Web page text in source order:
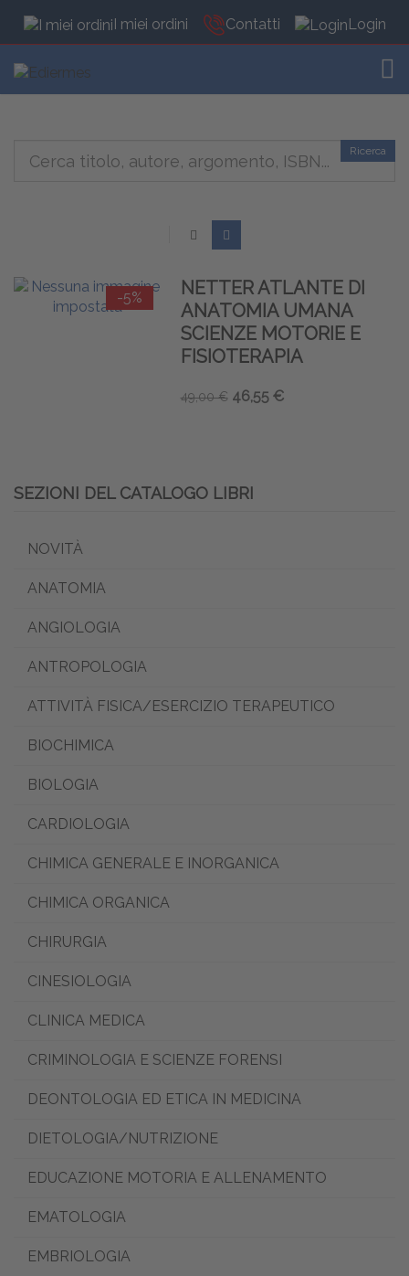
I miei ordini Contatti Login
Ricerca
-5%
NETTER ATLANTE DI
ANATOMIA UMANA
SCIENZE MOTORIE E
FISIOTERAPIA
49,00 € 46,55 €
SEZIONI DEL CATALOGO LIBRI
NOVITÀ
ANATOMIA
ANGIOLOGIA
ANTROPOLOGIA
ATTIVITÀ FISICA/ESERCIZIO TERAPEUTICO
BIOCHIMICA
BIOLOGIA
CARDIOLOGIA
CHIMICA GENERALE E INORGANICA
CHIMICA ORGANICA
CHIRURGIA
CINESIOLOGIA
CLINICA MEDICA
CRIMINOLOGIA E SCIENZE FORENSI
DEONTOLOGIA ED ETICA IN MEDICINA
DIETOLOGIA/NUTRIZIONE
EDUCAZIONE MOTORIA E ALLENAMENTO
EMATOLOGIA
EMBRIOLOGIA